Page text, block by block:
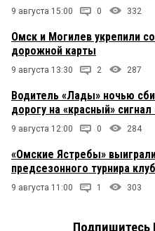
9 августа 15:00 0 332
Омск и Могилев укрепили
дорожной карты
9 августа 13:30 2 287
Водитель «Лады» ночью
дорогу на «красный»
9 августа 12:00 0 284
«Омские Ястребы»
предсезонного турнира
9 августа 11:00 1 303
Подпишитесь